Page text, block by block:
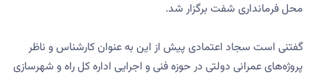
محل فرمانداری شفت برگزار شد.
گفتنی است سجاد اعتمادی پیش از این به عنوان کارشناس و ناظر
پروژه‌های عمرانی دولتی در حوزه فنی و اجرایی اداره کل راه و شهرسازی